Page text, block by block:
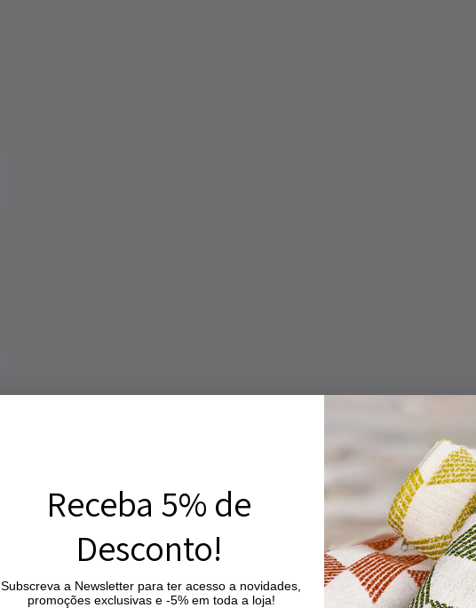
Receba 5% de
Desconto!
Subscreva a Newsletter para ter acesso a novidades,
promoções exclusivas e -5% em toda a loja!